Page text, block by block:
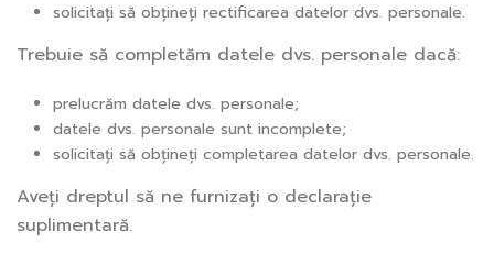
solicitați să obțineți rectificarea datelor dvs. personale.
Trebuie să completăm datele dvs. personale dacă:
prelucrăm datele dvs. personale;
datele dvs. personale sunt incomplete;
solicitați să obțineți completarea datelor dvs. personale.
Aveți dreptul să ne furnizați o declarație
suplimentară.